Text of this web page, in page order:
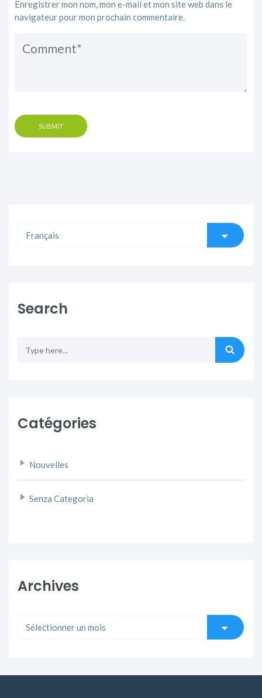
Enregistrer mon nom, mon e-mail et mon site web dans le
navigateur pour mon prochain commentaire.
Search
Catégories
Nouvelles
Senza Categoria
Archives